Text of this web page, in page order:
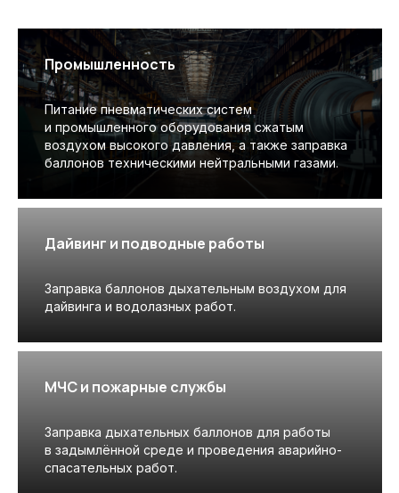
Промышленность
Питание пневматических систем
и промышленного оборудования сжатым
воздухом высокого давления, а также заправка
баллонов техническими нейтральными газами.
Дайвинг и подводные работы
Заправка баллонов дыхательным воздухом для
дайвинга и водолазных работ.
МЧС и пожарные службы
Заправка дыхательных баллонов для работы
в задымлённой среде и проведения аварийно-
спасательных работ.